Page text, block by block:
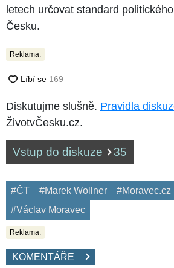
letech určovat standard
Česku.
Reklama:
Diskutujme slušně. Pravidla
ŽivotvČesku.cz.
Vstup do diskuze 35
#ČT #Marek Wollner #Moravec.cz
#Václav Moravec
Reklama:
KOMENTÁŘE